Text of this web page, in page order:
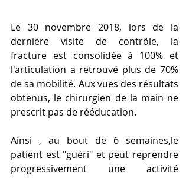
Le 30 novembre 2018, lors de la
dernière visite de contrôle, la
fracture est consolidée à 100% et
l'articulation a retrouvé plus de 70%
de sa mobilité. Aux vues des résultats
obtenus, le chirurgien de la main ne
prescrit pas de rééducation.
Ainsi , au bout de 6 semaines,le
patient est "guéri" et peut reprendre
progressivement une activité